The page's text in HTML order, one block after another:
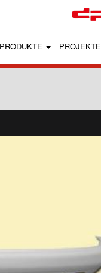
PRODUKTE PROJEKTE